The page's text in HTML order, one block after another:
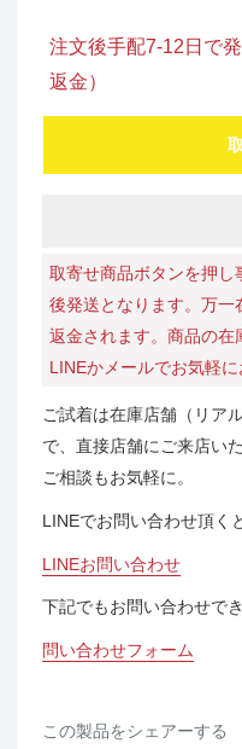
注文後手配7-12日で
返金）
取寄せ商品ボタンを押
後発送となります。万
返金されます。商品の在
LINEかメールでお気軽に
ご試着は在庫店舗（リア
で、直接店舗にご来店い
ご相談もお気軽に。
LINEでお問い合わせ頂く
LINEお問い合わせ
下記でもお問い合わせでき
問い合わせフォーム
この製品をシェアーする